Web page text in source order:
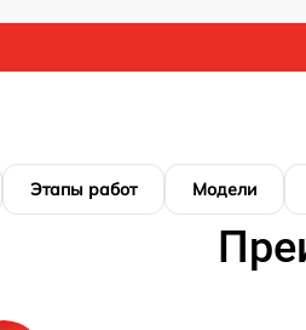
Этапы работ Модели